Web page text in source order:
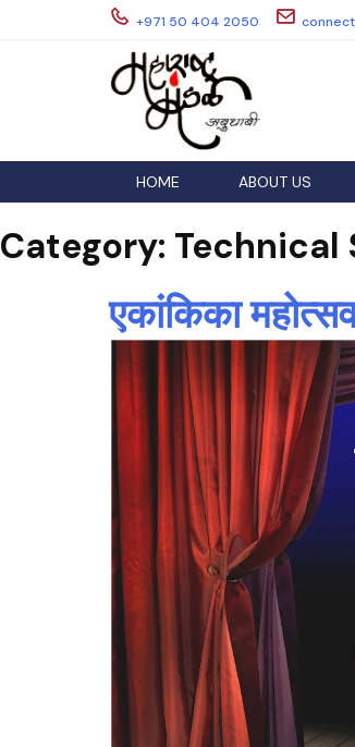
+971 50 404 2050
HOME ABOUT US
Category: Technical
एकांकिका